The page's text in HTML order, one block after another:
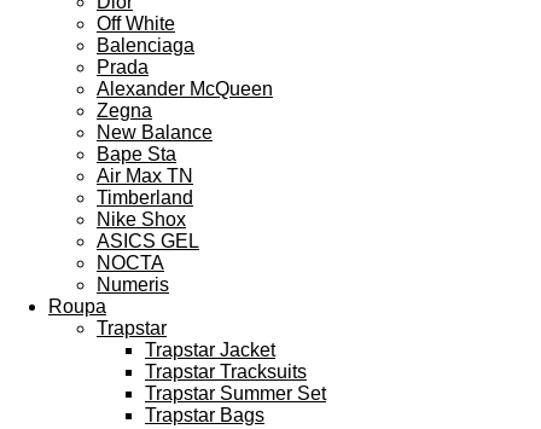
Off White
Balenciaga
Prada
Alexander McQueen
Zegna
New Balance
Bape Sta
Air Max TN
Timberland
Nike Shox
ASICS GEL
NOCTA
Numeris
Roupa
Trapstar
Trapstar Jacket
Trapstar Tracksuits
Trapstar Summer Set
Trapstar Bags